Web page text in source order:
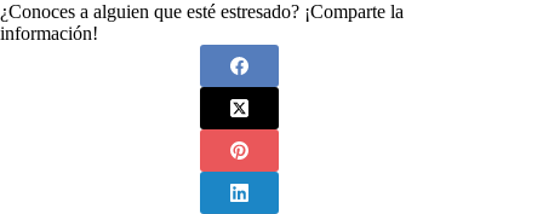
¿Conoces a alguien que esté estresado? ¡Comparte la
información!